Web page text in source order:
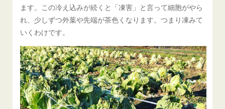
ます。この冷え込みが続くと「凍害」と言って細胞がやら
れ、少しずつ外葉や先端が茶色くなります。つまり凍みて
いくわけです。